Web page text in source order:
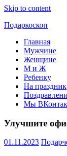
Skip to content
Подаркоскоп
Поможем
выбрать
подарить
Главная
Мужчине
Женщине
М и Ж
Ребенку
На праздник
Мы
Улучшите
01.11.2023